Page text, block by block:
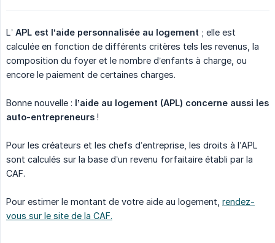
L’ APL est l’aide personnalisée au logement ; elle est
calculée en fonction de différents critères tels les revenus, la
composition du foyer et le nombre d’enfants à charge, ou
encore le paiement de certaines charges.
Bonne nouvelle : l’aide au logement (APL) concerne aussi les
auto-entrepreneurs !
Pour les créateurs et les chefs d’entreprise, les droits à l’APL
sont calculés sur la base d’un revenu forfaitaire établi par la
CAF.
Pour estimer le montant de votre aide au logement, rendez-
vous sur le site de la CAF.